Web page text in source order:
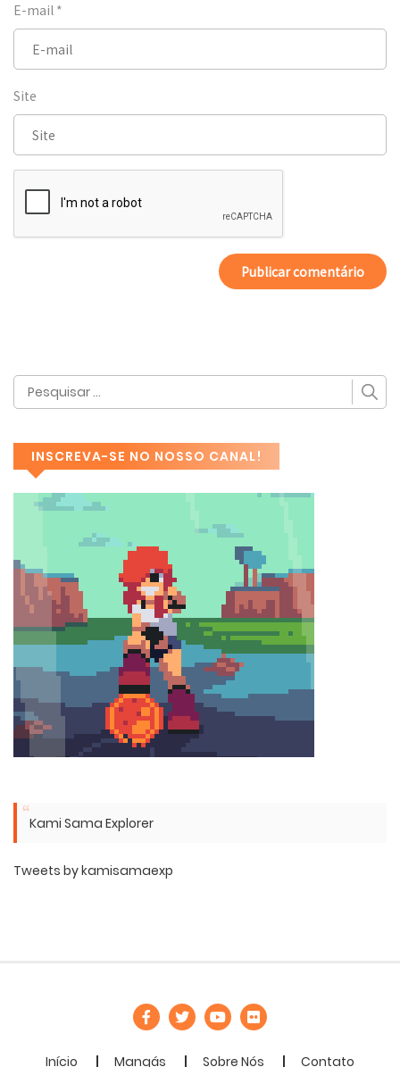
E-mail *
Site
INSCREVA-SE NO NOSSO CANAL!
Kami Sama Explorer
Tweets by kamisamaexp
Início Mangás Sobre Nós Contato